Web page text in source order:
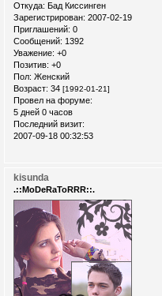
Откуда: Бад Киссинген
Зарегистрирован: 2007-02-19
Приглашений: 0
Сообщений: 1392
Уважение: +0
Позитив: +0
Пол: Женский
Возраст: 34 [1992-01-21]
Провел на форуме:
5 дней 0 часов
Последний визит:
2007-09-18 00:32:53
kisunda
.::MoDeRaToRRR::.